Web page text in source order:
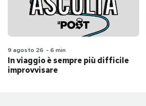
9 agosto 26 - 6 min
In viaggio è sempre più difficile
improvvisare